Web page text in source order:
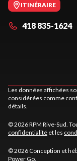
ITINÉRAIRE
418 835-1624
Les données affichées
considérées comme
détails.
© 2026 RPM Rive-Sud.
confidentialité et les
© 2026 Conception et
Power Go